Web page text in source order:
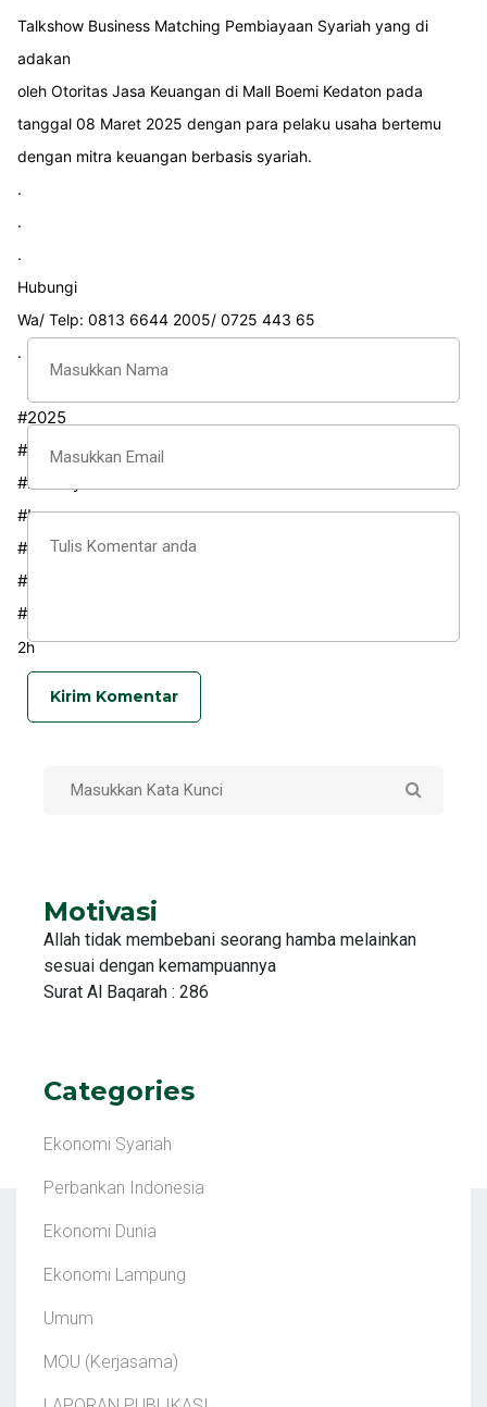
Talkshow Business Matching Pembiayaan Syariah yang di
adakan
oleh Otoritas Jasa Keuangan di Mall Boemi Kedaton pada
tanggal 08 Maret 2025 dengan para pelaku usaha bertemu
dengan mitra keuangan berbasis syariah.
.
.
.
Hubungi
Wa/ Telp: 0813 6644 2005/ 0725 443 65
.
#2025
#bank
#banksyariah
#bprs
#bprsmetromadani
#metro
#bank
2h
Bagikan :
Kirim Komentar
Motivasi
Allah tidak membebani seorang hamba melainkan
sesuai dengan kemampuannya
Surat Al Baqarah : 286
Categories
Ekonomi Syariah
Perbankan Indonesia
Ekonomi Dunia
Ekonomi Lampung
Umum
MOU (Kerjasama)